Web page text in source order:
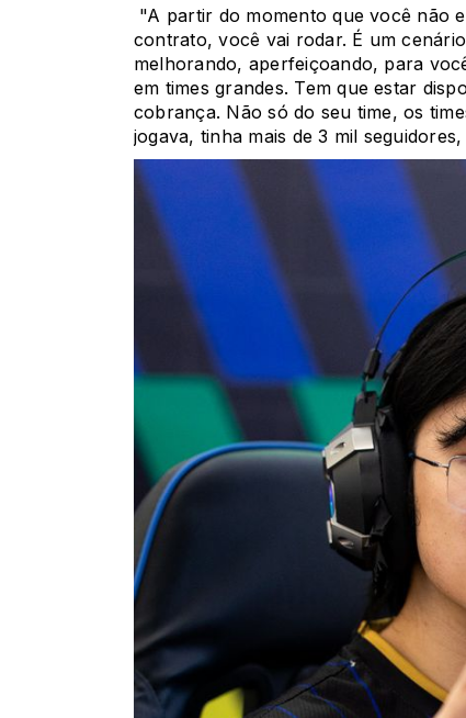
"A partir do momento que você não
contrato, você vai rodar. É um
melhorando, aperfeiçoando, para
em times grandes. Tem que estar
cobrança. Não só do seu time, os
jogava, tinha mais de 3 mil